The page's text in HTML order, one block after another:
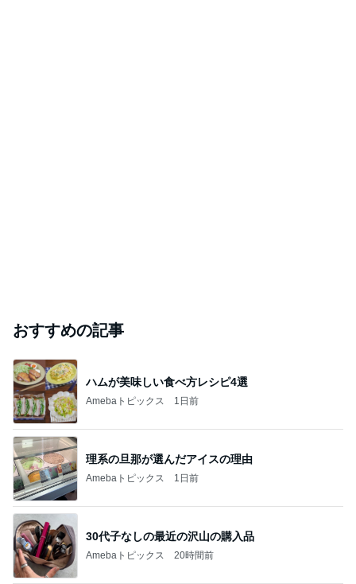
おすすめの記事
ハムが美味しい食べ方レシピ4選
Amebaトピックス 1日前
理系の旦那が選んだアイスの理由
Amebaトピックス 1日前
30代子なしの最近の沢山の購入品
Amebaトピックス 20時間前